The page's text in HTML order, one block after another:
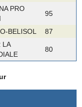
PRO
95
BELISOL 87
LA
80